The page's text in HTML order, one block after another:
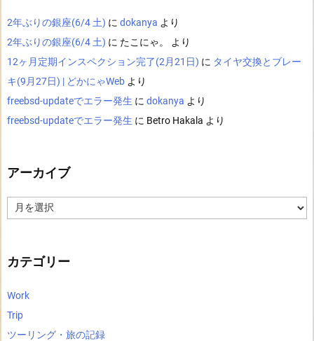
2年ぶりの銀座(6/4 土) に dokanya より
2年ぶりの銀座(6/4 土) に たこにゃ。
より
12ヶ月定期インスペクション完了(2月21日) に タイヤ交換とブレー
キ(9月27日) | どかにゃWeb より
freebsd-updateでエラー発生 に dokanya より
freebsd-updateでエラー発生 に Betro Hakala より
アーカイブ
ー
カテゴリー
Work
Trip
ツーリング・旅の記録